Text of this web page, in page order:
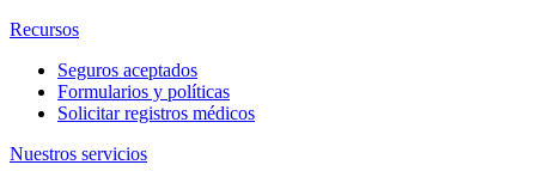
Recursos
Seguros aceptados
Formularios y políticas
Solicitar registros médicos
Nuestros servicios